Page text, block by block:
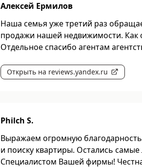
Алексей Ермилов
Наша семья уже третий раз
продажи нашей недвижимости.
Отдельное спасибо агентам
Открыть на reviews.yandex.ru
Philch S.
Выражаем огромную
и поиску квартиры. Остались
Специалистом Вашей фирмы!